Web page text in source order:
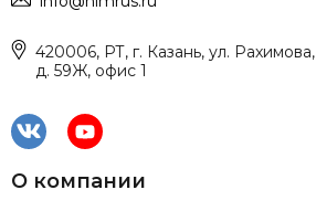
420006, РТ, г. Казань, ул. Рахимова,
д. 59Ж, офис 1
О компании